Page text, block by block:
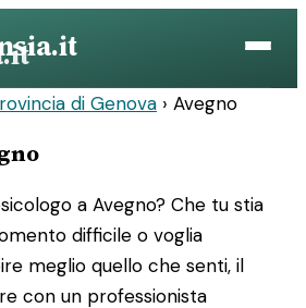
di Genova › Avegno
a Avegno? Che tu stia
difficile o voglia
meglio quello che senti, il
con un professionista